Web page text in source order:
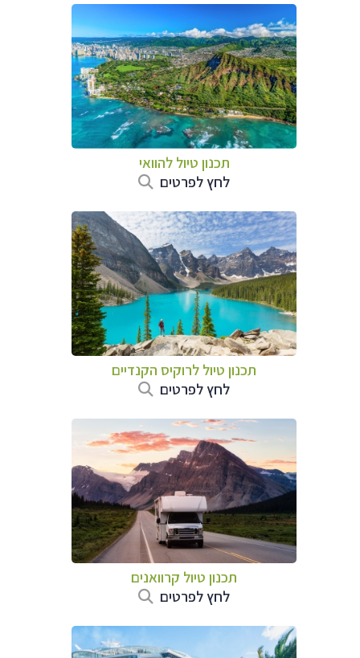
תכנון טיול להוואי
לחץ לפרטים
תכנון טיול לרוקיס הקנדיים
לחץ לפרטים
תכנון טיול קרוואנים
לחץ לפרטים